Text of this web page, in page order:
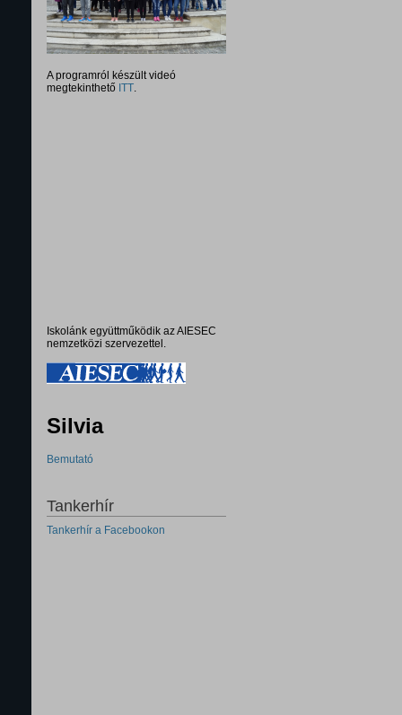
A programról készült videó
megtekinthető ITT.
Iskolánk együttműködik az AIESEC
nemzetközi szervezettel.
Silvia
Bemutató
Tankerhír
Tankerhír a Facebookon